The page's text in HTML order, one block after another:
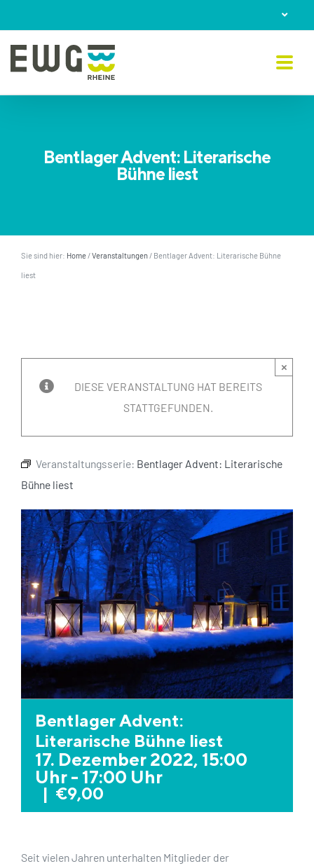
to
content
Bentlager Advent: Literarische
Bühne liest
Sie sind hier: Home/Veranstaltungen/ Bentlager Advent: Literarische Bühne
liest
DIESE VERANSTALTUNG HAT BEREITS
STATTGEFUNDEN.
×
Veranstaltungsserie: Bentlager Advent: Literarische
Bühne liest
Bentlager Advent:
Literarische Bühne liest
17. Dezember 2022, 15:00
Uhr- 17:00 Uhr
| €9,00
Seit vielen Jahren unterhalten Mitglieder der